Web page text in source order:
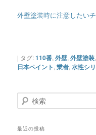
外壁塗装時に注意したい
| タグ:110番,外壁,外壁塗装
日本ペイント,業者,水性シ
検
索
最近の投稿